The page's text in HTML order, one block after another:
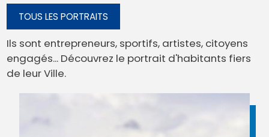
Ils sont entrepreneurs, sportifs, artistes, citoyens
engagés... Découvrez le portrait d'habitants fiers
de leur Ville.
TOUS LES PORTRAITS